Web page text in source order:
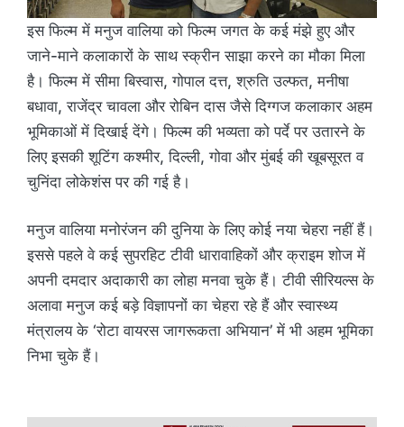
इस फिल्म में मनुज वालिया को फिल्म जगत के कई मंझे हुए और
जाने-माने कलाकारों के साथ स्क्रीन साझा करने का मौका मिला
है। फिल्म में सीमा बिस्वास, गोपाल दत्त, श्रुति उल्फत, मनीषा
बधावा, राजेंद्र चावला और रोबिन दास जैसे दिग्गज कलाकार अहम
भूमिकाओं में दिखाई देंगे। फिल्म की भव्यता को पर्दे पर उतारने के
लिए इसकी शूटिंग कश्मीर, दिल्ली, गोवा और मुंबई की खूबसूरत व
चुनिंदा लोकेशंस पर की गई है।
मनुज वालिया मनोरंजन की दुनिया के लिए कोई नया चेहरा नहीं हैं।
इससे पहले वे कई सुपरहिट टीवी धारावाहिकों और क्राइम शोज में
अपनी दमदार अदाकारी का लोहा मनवा चुके हैं। टीवी सीरियल्स के
अलावा मनुज कई बड़े विज्ञापनों का चेहरा रहे हैं और स्वास्थ्य
मंत्रालय के ‘रोटा वायरस जागरूकता अभियान’ में भी अहम भूमिका
निभा चुके हैं।